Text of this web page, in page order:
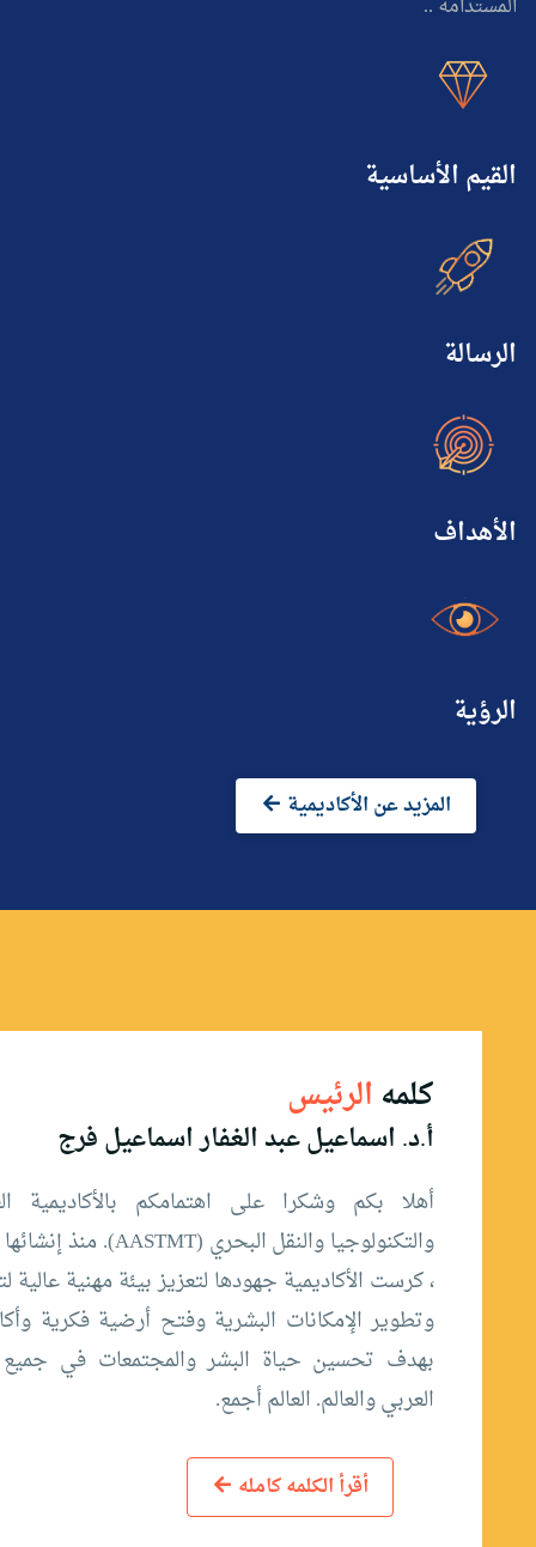
المستدامة ..
القيم الأساسية
الرسالة
الأهداف
الرؤية
المزيد عن الأكاديمية
كلمهالرئيس
أ.د. اسماعيل عبد الغفار اسماعيل فرج
أهلا بكم وشكرا على اهتمامكم بالأكاديمية
، كرست الأكاديمية جهودها لتعزيز بيئة مهنية عالية
وتطوير الإمكانات البشرية وفتح أرضية فكرية
بهدف تحسين حياة البشر والمجتمعات في جميع
العربي والعالم. العالم أجمع.
أقرأ الكلمه كامله